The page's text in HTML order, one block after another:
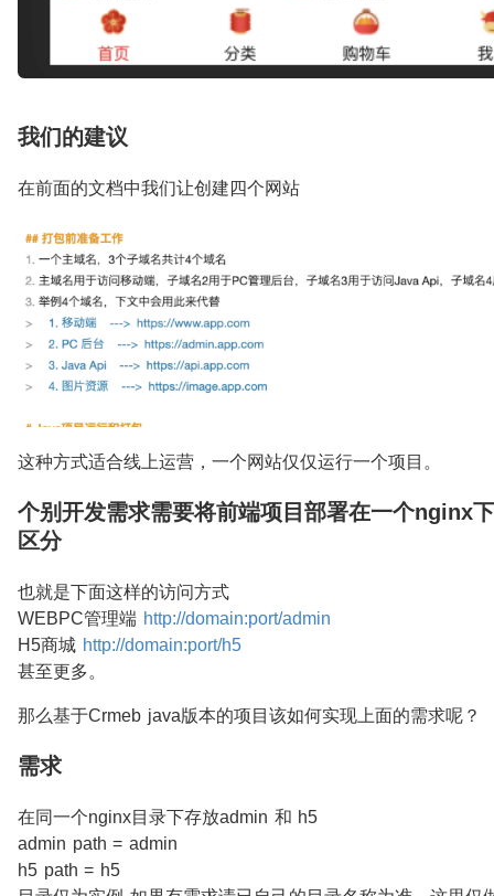
我们的建议
在前面的文档中我们让创建四个网站
这种方式适合线上运营，一个网站仅仅运行一个项目。
个别开发需求需要将前端项目部署在一个nginx
区分
也就是下面这样的访问方式
WEBPC管理端 http://domain:port/admin
H5商城 http://domain:port/h5
甚至更多。
那么基于Crmeb java版本的项目该如何实现上面的需求呢？
需求
在同一个nginx目录下存放admin 和 h5
admin path = admin
h5 path = h5